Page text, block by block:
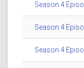
Season 4
Season 4
Season 4